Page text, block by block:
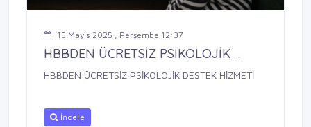
15 Mayıs 2025 , Perşembe 12:37
HBBDEN ÜCRETSİZ PSİKOLOJİK ...
HBBDEN ÜCRETSİZ PSİKOLOJİK DESTEK HİZMETİ
İncele